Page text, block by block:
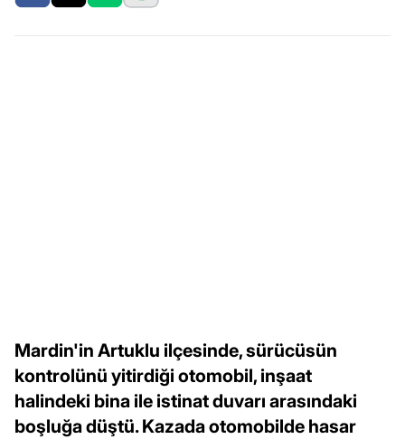
Mardin'in Artuklu ilçesinde, sürücüsün
kontrolünü yitirdiği otomobil, inşaat
halindeki bina ile istinat duvarı arasındaki
boşluğa düştü. Kazada otomobilde hasar